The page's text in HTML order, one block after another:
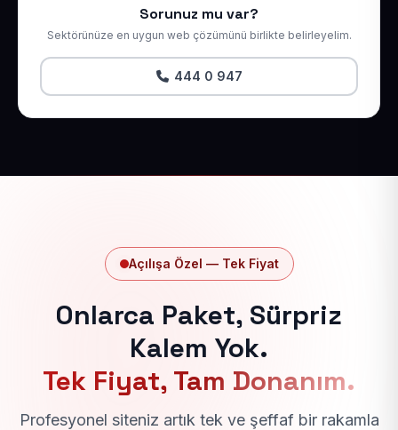
Sorunuz mu var?
Sektörünüze en uygun web çözümünü birlikte belirleyelim.
444 0 947
Açılışa Özel — Tek Fiyat
Onlarca Paket, Sürpriz
Kalem Yok.
Tek Fiyat, Tam Donanım.
Profesyonel siteniz artık tek ve şeffaf bir rakamla